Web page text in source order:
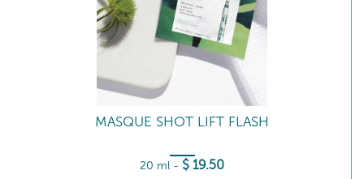
MASQUE SHOT LIFT FLASH
20 ml - $ 19.50